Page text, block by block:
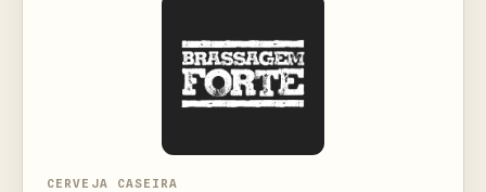
CERVEJA CASEIRA